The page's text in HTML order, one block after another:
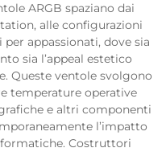
ARGB spaziano dai
alle configurazioni
appassionati, dove sia
sia l’appeal estetico
Queste ventole svolgono
temperature operative
e altri componenti
l’impatto
Costruttori